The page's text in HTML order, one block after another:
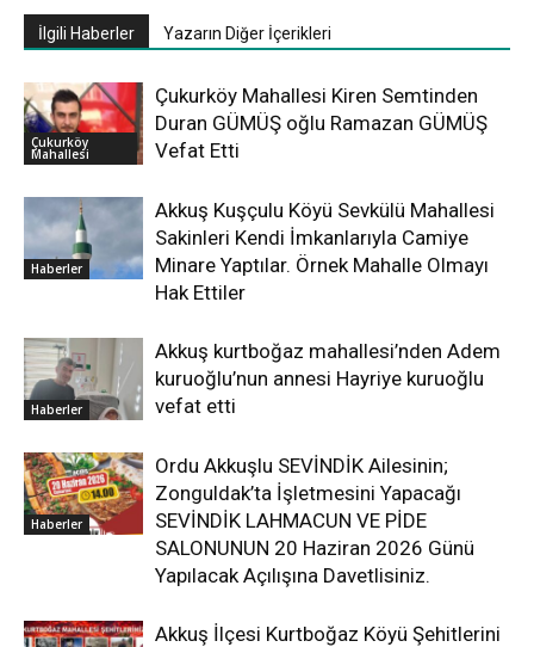
İlgili Haberler Yazarın Diğer İçerikleri
Çukurköy
Mahallesi
Çukurköy Mahallesi Kiren Semtinden
Duran GÜMÜŞ oğlu Ramazan GÜMÜŞ
Vefat Etti
Haberler
Akkuş Kuşçulu Köyü Sevkülü Mahallesi
Sakinleri Kendi İmkanlarıyla Camiye
Minare Yaptılar. Örnek Mahalle Olmayı
Hak Ettiler
Haberler
Akkuş kurtboğaz mahallesi’nden Adem
kuruoğlu’nun annesi Hayriye kuruoğlu
vefat etti
Haberler
Ordu Akkuşlu SEVİNDİK Ailesinin;
Zonguldak’ta İşletmesini Yapacağı
SEVİNDİK LAHMACUN VE PİDE
SALONUNUN 20 Haziran 2026 Günü
Yapılacak Açılışına Davetlisiniz.
Akkuş İlçesi Kurtboğaz Köyü Şehitlerini